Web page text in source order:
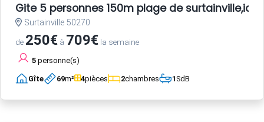
Gite 5 personnes 150m plage de
Surtainville 50270
de 250€ à 709€ la semaine
5 personne(s)
Gîte 69m² 4pièces 2chambres 1SdB